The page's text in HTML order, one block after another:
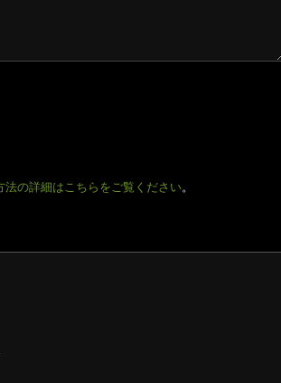
法の詳細はこちらをご覧ください。